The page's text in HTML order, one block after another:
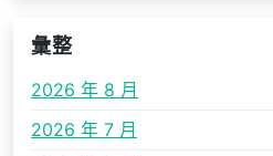
彙整
2026 年 8 月
2026 年 7 月